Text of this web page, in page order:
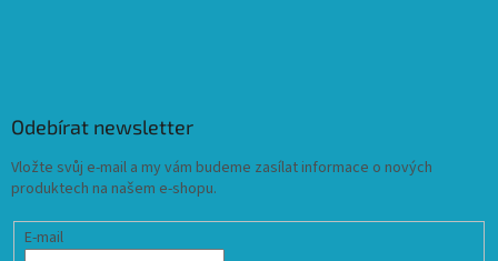
Odebírat newsletter
Vložte svůj e-mail a my vám budeme zasílat informace o nových
produktech na našem e-shopu.
E-mail